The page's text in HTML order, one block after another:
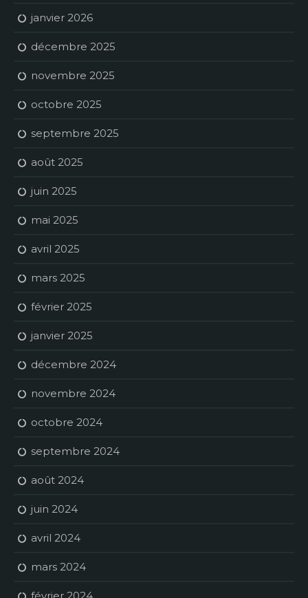
janvier 2026
décembre 2025
novembre 2025
octobre 2025
septembre 2025
août 2025
juin 2025
mai 2025
avril 2025
mars 2025
février 2025
janvier 2025
décembre 2024
novembre 2024
octobre 2024
septembre 2024
août 2024
juin 2024
avril 2024
mars 2024